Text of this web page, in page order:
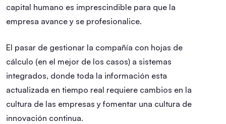
capital humano es imprescindible para que la
empresa avance y se profesionalice.
El pasar de gestionar la compañía con hojas de
cálculo (en el mejor de los casos) a sistemas
integrados, donde toda la información esta
actualizada en tiempo real requiere cambios en la
cultura de las empresas y fomentar una cultura de
innovación continua.